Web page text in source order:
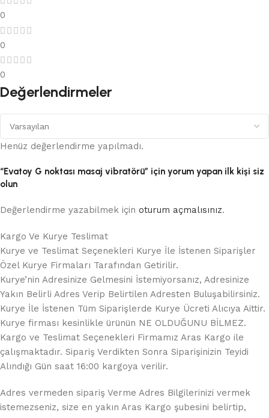
0
0
0
Değerlendirmeler
Henüz değerlendirme yapılmadı.
“Evatoy G noktası masaj vibratörü” için yorum yapan ilk kişi siz
olun
Değerlendirme yazabilmek için oturum açmalısınız.
Kargo Ve Kurye Teslimat
Kurye ve Teslimat Seçenekleri Kurye İle İstenen Siparişler
Özel Kurye Firmaları Tarafından Getirilir.
Kurye’nin Adresinize Gelmesini İstemiyorsanız, Adresinize
Yakın Belirli Adres Verip Belirtilen Adresten Buluşabilirsiniz.
Kurye İle İstenen Tüm Siparişlerde Kurye Ücreti Alıcıya Aittir.
Kurye firması kesinlikle ürünün NE OLDUĞUNU BİLMEZ.
Kargo ve Teslimat Seçenekleri Firmamız Aras Kargo ile
çalışmaktadır. Sipariş Verdikten Sonra Siparişinizin Teyidi
Alındığı Gün saat 16:00 kargoya verilir.
Adres vermeden sipariş Verme Adres Bilgilerinizi vermek
istemezseniz, size en yakın Aras Kargo şubesini belirtip,